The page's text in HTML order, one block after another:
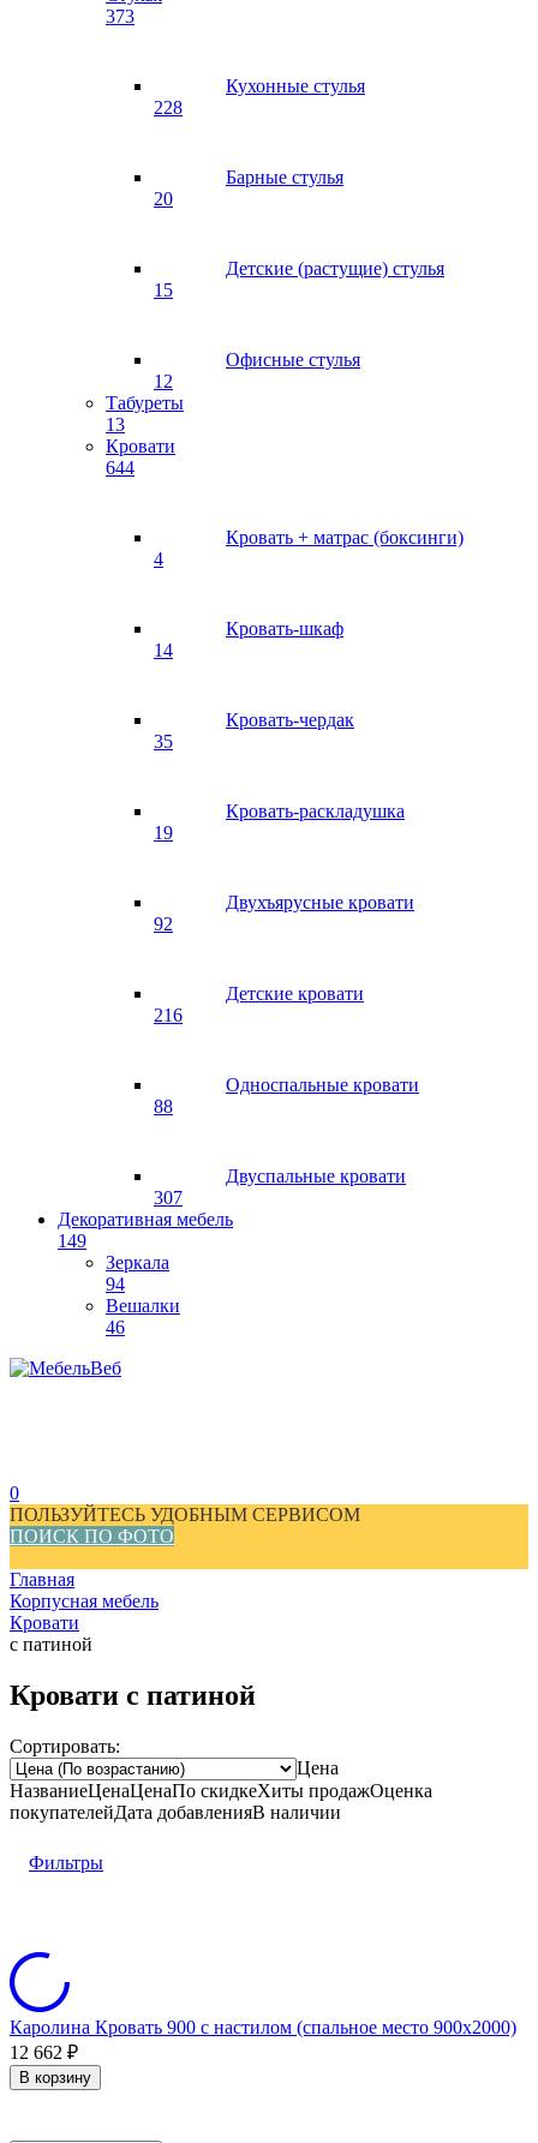
373
Кухонные стулья
228
Барные стулья
20
Детские (растущие) стулья
15
Офисные стулья
12
Табуреты
13
Кровати
644
Кровать + матрас (боксинги)
4
Кровать-шкаф
14
Кровать-чердак
35
Кровать-раскладушка
19
Двухъярусные кровати
92
Детские кровати
216
Односпальные кровати
88
Двуспальные кровати
307
Декоративная мебель
149
Зеркала
94
Вешалки
46
0
ПОЛЬЗУЙТЕСЬ УДОБНЫМ СЕРВИСОМ
ПОИСК ПО ФОТО
Главная
Корпусная мебель
Кровати
с патиной
Кровати с патиной
Сортировать:
Цена
НазваниеЦенаЦенаПо скидкеХиты продажОценка
покупателейДата добавленияВ наличии
Фильтры
Каролина Кровать 900 с настилом (спальное место 900х2000)
12 662 ₽
В корзину